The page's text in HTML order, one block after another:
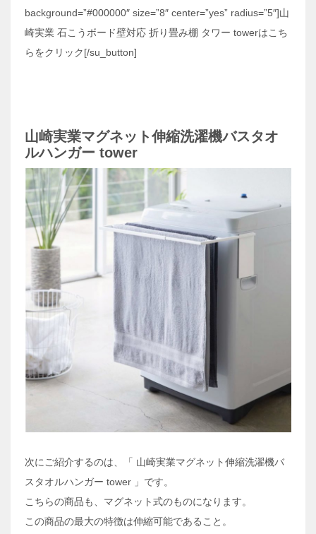
background=”#000000″ size=”8″ center=”yes” radius=”5″]山
崎実業 石こうボード壁対応 折り畳み棚 タワー towerはこち
らをクリック[/su_button]
山崎実業マグネット伸縮洗濯機バスタオ
ルハンガー tower
次にご紹介するのは、「 山崎実業マグネット伸縮洗濯機バ
スタオルハンガー tower 」です。
こちらの商品も、マグネット式のものになります。
この商品の最大の特徴は伸縮可能であること。